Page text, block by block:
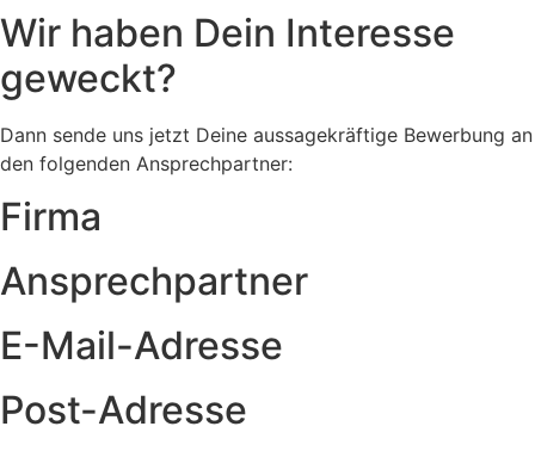
Wir haben Dein Interesse
geweckt?
Dann sende uns jetzt Deine aussagekräftige Bewerbung an
den folgenden Ansprechpartner:
Firma
Ansprechpartner
E-Mail-Adresse
Post-Adresse